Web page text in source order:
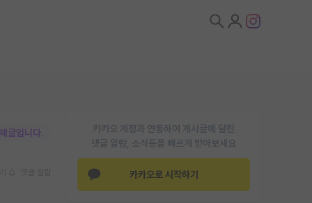
카카오 계정과 연동하여 게시글에 달린
댓글 알람, 소식등을 빠르게 받아보세요
카카오로 시작하기
글입니다.